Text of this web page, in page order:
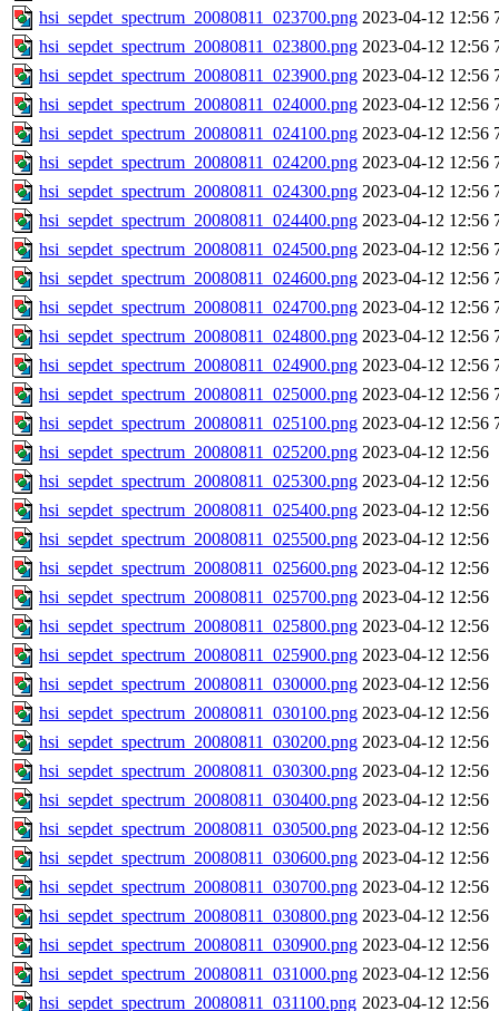
hsi_sepdet_spectrum_20080811_023700.png 2023-04-12 12:56
hsi_sepdet_spectrum_20080811_023800.png 2023-04-12 12:56
hsi_sepdet_spectrum_20080811_023900.png 2023-04-12 12:56
hsi_sepdet_spectrum_20080811_024000.png 2023-04-12 12:56
hsi_sepdet_spectrum_20080811_024100.png 2023-04-12 12:56
hsi_sepdet_spectrum_20080811_024200.png 2023-04-12 12:56
hsi_sepdet_spectrum_20080811_024300.png 2023-04-12 12:56
hsi_sepdet_spectrum_20080811_024400.png 2023-04-12 12:56
hsi_sepdet_spectrum_20080811_024500.png 2023-04-12 12:56
hsi_sepdet_spectrum_20080811_024600.png 2023-04-12 12:56
hsi_sepdet_spectrum_20080811_024700.png 2023-04-12 12:56
hsi_sepdet_spectrum_20080811_024800.png 2023-04-12 12:56
hsi_sepdet_spectrum_20080811_024900.png 2023-04-12 12:56
hsi_sepdet_spectrum_20080811_025000.png 2023-04-12 12:56
hsi_sepdet_spectrum_20080811_025100.png 2023-04-12 12:56
hsi_sepdet_spectrum_20080811_025200.png 2023-04-12 12:56
hsi_sepdet_spectrum_20080811_025300.png 2023-04-12 12:56
hsi_sepdet_spectrum_20080811_025400.png 2023-04-12 12:56
hsi_sepdet_spectrum_20080811_025500.png 2023-04-12 12:56
hsi_sepdet_spectrum_20080811_025600.png 2023-04-12 12:56
hsi_sepdet_spectrum_20080811_025700.png 2023-04-12 12:56
hsi_sepdet_spectrum_20080811_025800.png 2023-04-12 12:56
hsi_sepdet_spectrum_20080811_025900.png 2023-04-12 12:56
hsi_sepdet_spectrum_20080811_030000.png 2023-04-12 12:56
hsi_sepdet_spectrum_20080811_030100.png 2023-04-12 12:56
hsi_sepdet_spectrum_20080811_030200.png 2023-04-12 12:56
hsi_sepdet_spectrum_20080811_030300.png 2023-04-12 12:56
hsi_sepdet_spectrum_20080811_030400.png 2023-04-12 12:56
hsi_sepdet_spectrum_20080811_030500.png 2023-04-12 12:56
hsi_sepdet_spectrum_20080811_030600.png 2023-04-12 12:56
hsi_sepdet_spectrum_20080811_030700.png 2023-04-12 12:56
hsi_sepdet_spectrum_20080811_030800.png 2023-04-12 12:56
hsi_sepdet_spectrum_20080811_030900.png 2023-04-12 12:56
hsi_sepdet_spectrum_20080811_031000.png 2023-04-12 12:56
hsi_sepdet_spectrum_20080811_031100.png 2023-04-12 12:56